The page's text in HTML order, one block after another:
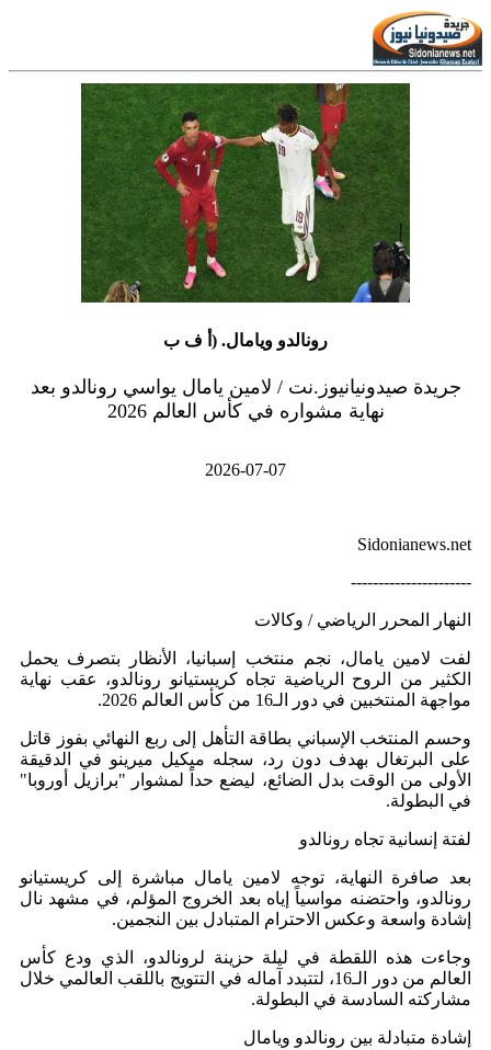
رونالدو ويامال. (أ ف ب
جريدة صيدونيانيوز.نت / لامين يامال يواسي رونالدو بعد
نهاية مشواره في كأس العالم 2026
2026-07-07
Sidonianews.net
----------------------
النهار المحرر الرياضي / وكالات
لفت لامين يامال، نجم منتخب إسبانيا، الأنظار بتصرف يحمل
الكثير من الروح الرياضية تجاه كريستيانو رونالدو، عقب نهاية
مواجهة المنتخبين في دور الـ16 من كأس العالم 2026.
وحسم المنتخب الإسباني بطاقة التأهل إلى ربع النهائي بفوز قاتل
على البرتغال بهدف دون رد، سجله ميكيل ميرينو في الدقيقة
الأولى من الوقت بدل الضائع، ليضع حداً لمشوار "برازيل أوروبا"
في البطولة.
لفتة إنسانية تجاه رونالدو
بعد صافرة النهاية، توجه لامين يامال مباشرة إلى كريستيانو
رونالدو، واحتضنه مواسياً إياه بعد الخروج المؤلم، في مشهد نال
إشادة واسعة وعكس الاحترام المتبادل بين النجمين.
وجاءت هذه اللقطة في ليلة حزينة لرونالدو، الذي ودع كأس
العالم من دور الـ16، لتتبدد آماله في التتويج باللقب العالمي خلال
مشاركته السادسة في البطولة.
إشادة متبادلة بين رونالدو ويامال